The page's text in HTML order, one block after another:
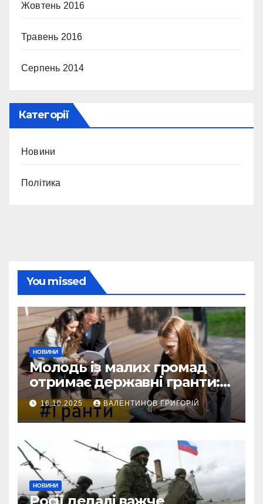
Жовтень 2016
Травень 2016
Серпень 2014
Категорії
Новини
Політика
You missed
НОВИНИ
Молодь із малих громад
отримає державні гранти:
виплати сягатимуть 200
тисяч гривень
16.10.2025 ВАЛЕНТИНОВ ГРИГОРІЙ
НОВИНИ